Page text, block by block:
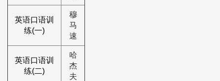
英语口语训
练(一)
穆
马
速
英语口语训
练(二)
哈
杰
夫